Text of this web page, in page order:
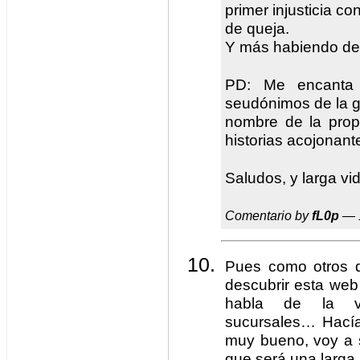
primer injusticia
de queja.
Y más habiendo
PD: Me
seudónimos de la
nombre de la
historias
Saludos, y larga
Comentario byfL0p —
Pues como otros
descubrir esta
habla de la
sucursales…
muy bueno, voy a